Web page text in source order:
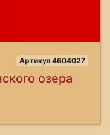
Артикул 4604027
озера